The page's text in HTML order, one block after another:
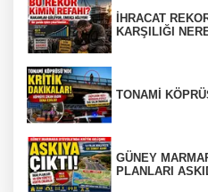
İHRACAT
KARŞILIĞI
TONAMİ
GÜNEY
PLANLARI